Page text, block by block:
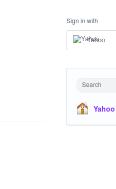
Sign in with
Yahoo
Search
Yahoo